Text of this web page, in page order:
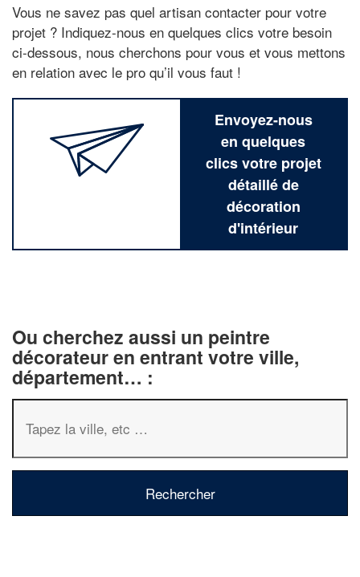
Vous ne savez pas quel artisan contacter pour votre
projet ? Indiquez-nous en quelques clics votre besoin
ci-dessous, nous cherchons pour vous et vous mettons
en relation avec le pro qu’il vous faut !
Envoyez-nous
en quelques
clics votre projet
détaillé de
décoration
d'intérieur
Ou cherchez aussi un peintre
décorateur en entrant votre ville,
département… :
Vous êtes un